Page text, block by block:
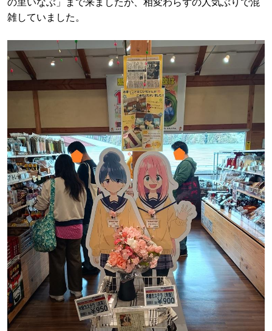
の里いなぶ」まで来ましたが、相変わらずの人気ぶりで混
雑していました。